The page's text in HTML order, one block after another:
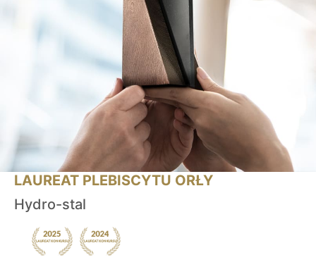
LAUREAT PLEBISCYTU ORŁY
Hydro-stal